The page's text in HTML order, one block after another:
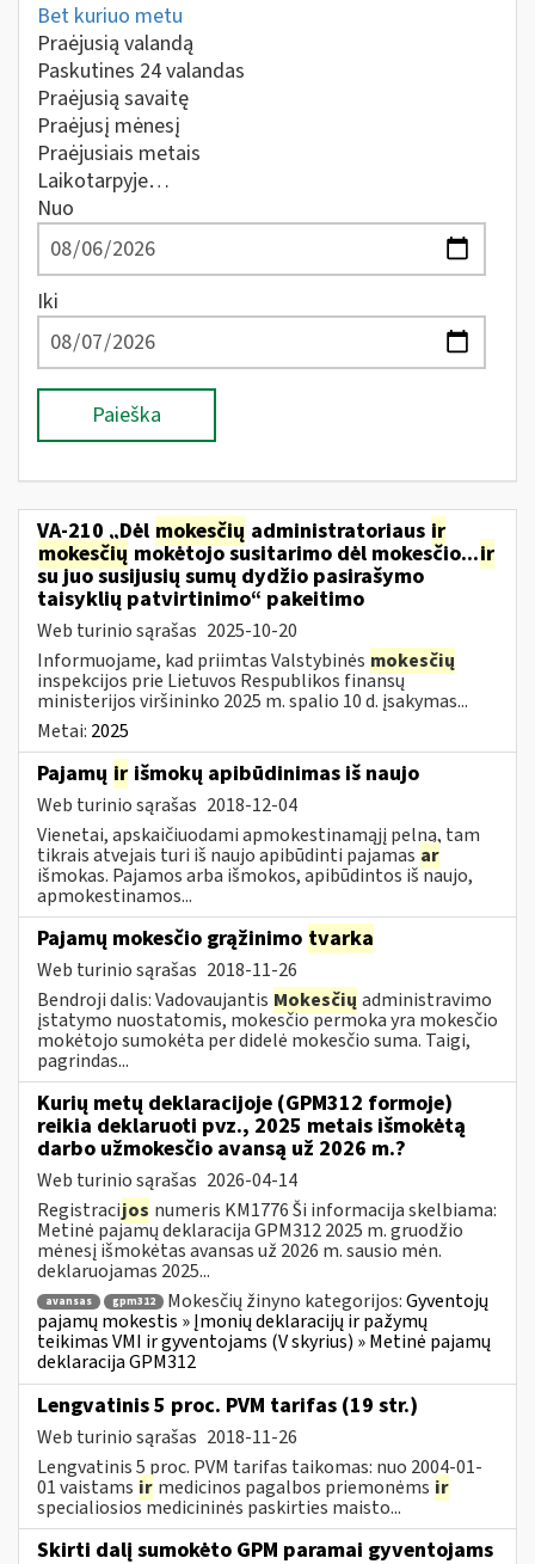
Bet kuriuo metu
Praėjusią valandą
Paskutines 24 valandas
Praėjusią savaitę
Praėjusį mėnesį
Praėjusiais metais
Laikotarpyje…
Nuo
Iki
Paieška
VA-210 „Dėl mokesčių administratoriaus ir
mokesčių mokėtojo susitarimo dėl mokesčio...ir
su juo susijusių sumų dydžio pasirašymo
taisyklių patvirtinimo“ pakeitimo
Web turinio sąrašas 2025-10-20
Informuojame, kad priimtas Valstybinės mokesčių
inspekcijos prie Lietuvos Respublikos finansų
ministerijos viršininko 2025 m. spalio 10 d. įsakymas...
Metai: 2025
Pajamų ir išmokų apibūdinimas iš naujo
Web turinio sąrašas 2018-12-04
Vienetai, apskaičiuodami apmokestinamąjį pelną, tam
tikrais atvejais turi iš naujo apibūdinti pajamas ar
išmokas. Pajamos arba išmokos, apibūdintos iš naujo,
apmokestinamos...
Pajamų mokesčio grąžinimo tvarka
Web turinio sąrašas 2018-11-26
Bendroji dalis: Vadovaujantis Mokesčių administravimo
įstatymo nuostatomis, mokesčio permoka yra mokesčio
mokėtojo sumokėta per didelė mokesčio suma. Taigi,
pagrindas...
Kurių metų deklaracijoje (GPM312 formoje)
reikia deklaruoti pvz., 2025 metais išmokėtą
darbo užmokesčio avansą už 2026 m.?
Web turinio sąrašas 2026-04-14
Registracijos numeris KM1776 Ši informacija skelbiama:
Metinė pajamų deklaracija GPM312 2025 m. gruodžio
mėnesį išmokėtas avansas už 2026 m. sausio mėn.
deklaruojamas 2025...
avansas gpm312 Mokesčių žinyno kategorijos:Gyventojų
pajamų mokestis » Įmonių deklaracijų ir pažymų
teikimas VMI ir gyventojams (V skyrius) » Metinė pajamų
deklaracija GPM312
Lengvatinis 5 proc. PVM tarifas (19 str.)
Web turinio sąrašas 2018-11-26
Lengvatinis 5 proc. PVM tarifas taikomas: nuo 2004-01-
01 vaistams ir medicinos pagalbos priemonėms ir
specialiosios medicininės paskirties maisto...
Skirti dalį sumokėto GPM paramai gyventojams